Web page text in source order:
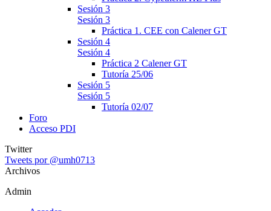
Sesión 3
Sesión 3
Práctica 1. CEE con Calener GT
Sesión 4
Sesión 4
Práctica 2 Calener GT
Tutoría 25/06
Sesión 5
Sesión 5
Tutoría 02/07
Foro
Acceso PDI
Twitter
Tweets por @umh0713
Archivos
Admin